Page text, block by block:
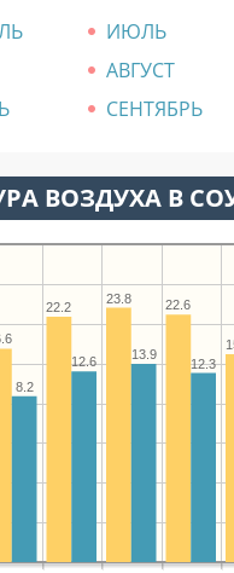
ИЮЛЬ
АВГУСТ
СЕНТЯБРЬ
ВОЗДУХА В
22.6
23.8
22.2
12.3
13.9
12.6
8.2